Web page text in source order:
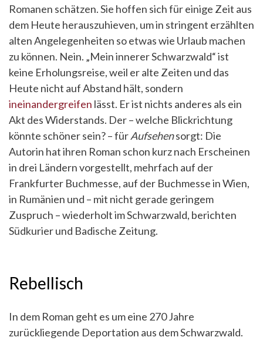
Romanen schätzen. Sie hoffen sich für einige Zeit aus
dem Heute herauszuhieven, um in stringent erzählten
alten Angelegenheiten so etwas wie Urlaub machen
zu können. Nein. „Mein innerer Schwarzwald“ ist
keine Erholungsreise, weil er alte Zeiten und das
Heute nicht auf Abstand hält, sondern
ineinandergreifen lässt. Er ist nichts anderes als ein
Akt des Widerstands. Der – welche Blickrichtung
könnte schöner sein? – fürAufsehensorgt: Die
Autorin hat ihren Roman schon kurz nach Erscheinen
in drei Ländern vorgestellt, mehrfach auf der
Frankfurter Buchmesse, auf der Buchmesse in Wien,
in Rumänien und – mit nicht gerade geringem
Zuspruch – wiederholt im Schwarzwald, berichten
Südkurier und Badische Zeitung.
Rebellisch
In dem Roman geht es um eine 270 Jahre
zurückliegende Deportation aus dem Schwarzwald.